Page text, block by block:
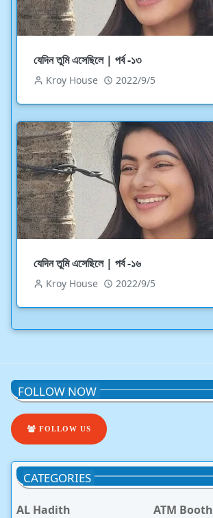
যেদিন তুমি এসেছিলে | পর্ব -১৩
Kroy House 2022/9/5
যেদিন তুমি এসেছিলে | পর্ব -১৬
Kroy House 2022/9/5
FOLLOW NOW
FOLLOW US
CATEGORIES
AL Hadith
ATM Booth